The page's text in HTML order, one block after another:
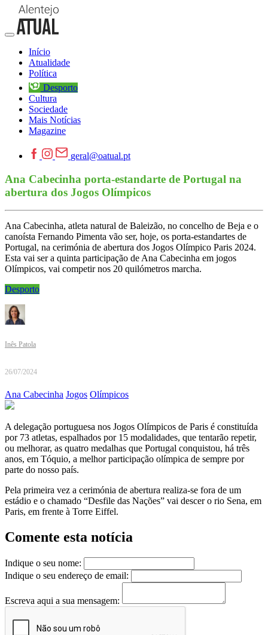
Início
Atualidade
Política
Desporto
Cultura
Sociedade
Mais Notícias
Magazine
geral@oatual.pt
Ana Cabecinha porta-estandarte de Portugal na
abertura dos Jogos Olímpicos
Ana Cabecinha, atleta natural de Baleizão, no concelho de Beja e o
canoísta Fernando Pimenta vão ser, hoje, os porta-estandartes de
Portugal, na cerimónia de abertura dos Jogos Olímpico Paris 2024.
Esta vai ser a quinta participação de Ana Cabecinha em jogos
Olímpicos, vai competir nos 20 quilómetros marcha.
Desporto
Inês Patola
26/07/2024
Ana Cabecinha Jogos Olímpicos
A delegação portuguesa nos Jogos Olímpicos de Paris é constituída
por 73 atletas, espalhados por 15 modalidades, que tentarão repetir,
ou melhorar, as quatro medalhas que Portugal conquistou, há três
anos, em Tóquio, a melhor participação olímpica de sempre por
parte do nosso país.
Pela primeira vez a cerimónia de abertura realiza-se fora de um
estádio e o chamado “Desfile das Nações” vai descer o rio Sena, em
Paris, em frente à Torre Eiffel.
Comente esta notícia
Indique o seu nome:
Indique o seu endereço de email:
Escreva aqui a sua mensagem: